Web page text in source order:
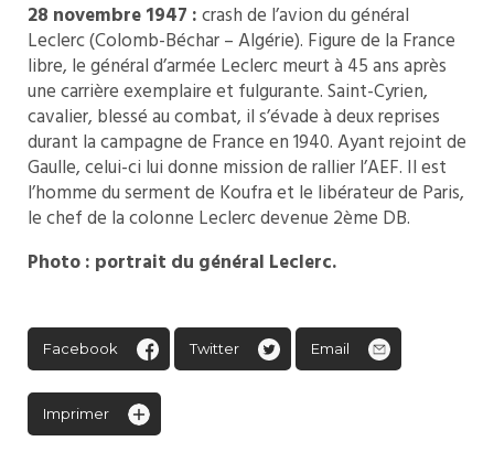
28 novembre 1947 :crash de l’avion du général
Leclerc (Colomb-Béchar – Algérie). Figure de la France
libre, le général d’armée Leclerc meurt à 45 ans après
une carrière exemplaire et fulgurante. Saint-Cyrien,
cavalier, blessé au combat, il s’évade à deux reprises
durant la campagne de France en 1940. Ayant rejoint de
Gaulle, celui-ci lui donne mission de rallier l’AEF. Il est
l’homme du serment de Koufra et le libérateur de Paris,
le chef de la colonne Leclerc devenue 2ème DB.
Photo : portrait du général Leclerc.
Facebook Twitter Email
Imprimer